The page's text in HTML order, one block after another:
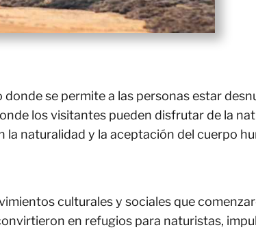
se permite a las personas estar
los visitantes pueden disfrutar de la
la naturalidad y la aceptación del cuerpo
culturales y sociales que
en refugios para naturistas,